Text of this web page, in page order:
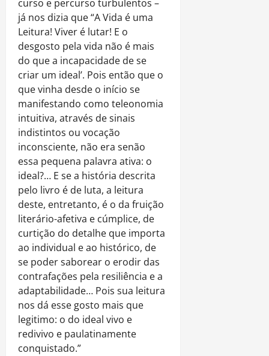
curso e percurso turbulentos –
já nos dizia que “A Vida é uma
Leitura! Viver é lutar! E o
desgosto pela vida não é mais
do que a incapacidade de se
criar um ideal’. Pois então que o
que vinha desde o início se
manifestando como teleonomia
intuitiva, através de sinais
indistintos ou vocação
inconsciente, não era senão
essa pequena palavra ativa: o
ideal?… E se a história descrita
pelo livro é de luta, a leitura
deste, entretanto, é o da fruição
literário-afetiva e cúmplice, de
curtição do detalhe que importa
ao individual e ao histórico, de
se poder saborear o erodir das
contrafações pela resiliência e a
adaptabilidade… Pois sua leitura
nos dá esse gosto mais que
legitimo: o do ideal vivo e
redivivo e paulatinamente
conquistado.”